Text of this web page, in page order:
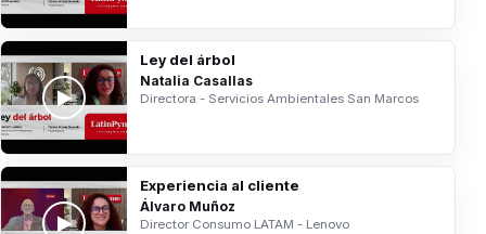
Ley del árbol
Natalia Casallas
Directora - Servicios Ambientales San Marcos
Experiencia al cliente
Álvaro Muñoz
Director Consumo LATAM - Lenovo